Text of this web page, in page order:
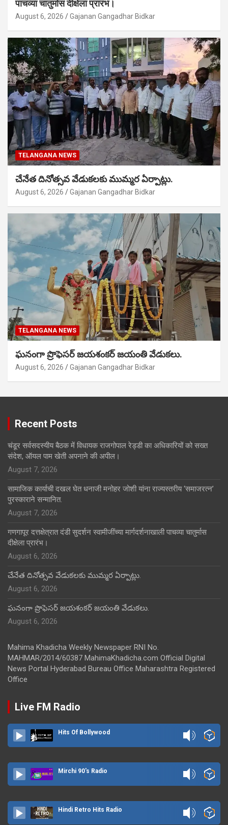
पाचव्या चातुर्मास दीक्षेला प्रारंभ।
August 6, 2026 Gajanan Gangadhar Bidkar
TELANGANA NEWS
చేనేత దినోత్సవ వేడుకలకు ముమ్మర ఏర్పాట్లు.
August 6, 2026 Gajanan Gangadhar Bidkar
TELANGANA NEWS
ఘనంగా ప్రొఫెసర్ జయశంకర్ జయంతి వేడుకలు.
August 6, 2026 Gajanan Gangadhar Bidkar
Recent Posts
चंडूर सर्वसदस्यीय बैठक में विधायक राजगोपाल रेड्डी का अधिकारियों को सख्त
संदेश, ऑयल पाम खेती अपनाने की अपील।
August 7, 2026
सामाजिक कार्याची दखल घेत धनाजी मनोहर जोशी यांना राज्यस्तरीय ‘समाजरत्न’
पुरस्काराने सन्मानित.
August 7, 2026
गणगापूर दत्तक्षेत्रात दंडी सुदर्शन स्वामीजींच्या मार्गदर्शनाखाली पाचव्या चातुर्मास
दीक्षेला प्रारंभ।
August 6, 2026
చేనేత దినోత్సవ వేడుకలకు ముమ్మర ఏర్పాట్లు.
August 6, 2026
ఘనంగా ప్రొఫెసర్ జయశంకర్ జయంతి వేడుకలు.
August 6, 2026
Mahima Khadicha Weekly Newspaper RNI No.
MAHMAR/2014/60387 MahimaKhadicha.com Official Digital
News Portal Hyderabad Bureau Office Maharashtra Registered
Office
Live FM Radio
Hits Of Bollywood
Mirchi 90's Radio
Hindi Retro Hits Radio